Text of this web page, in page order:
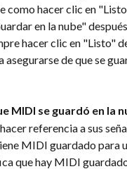
como hacer clic en
en la nube"
hacer clic en "Listo"
asegurarse de que se
MIDI se guardó en la
referencia a sus
MIDI guardado para
que hay MIDI